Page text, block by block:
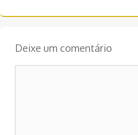
Deixe um comentário